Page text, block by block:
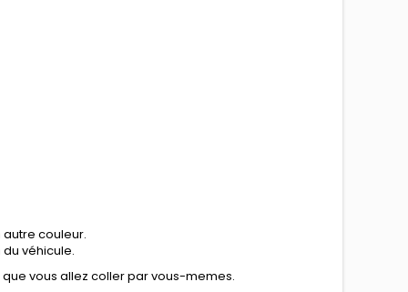
couleur.
véhicule.
vous allez coller par vous-memes.